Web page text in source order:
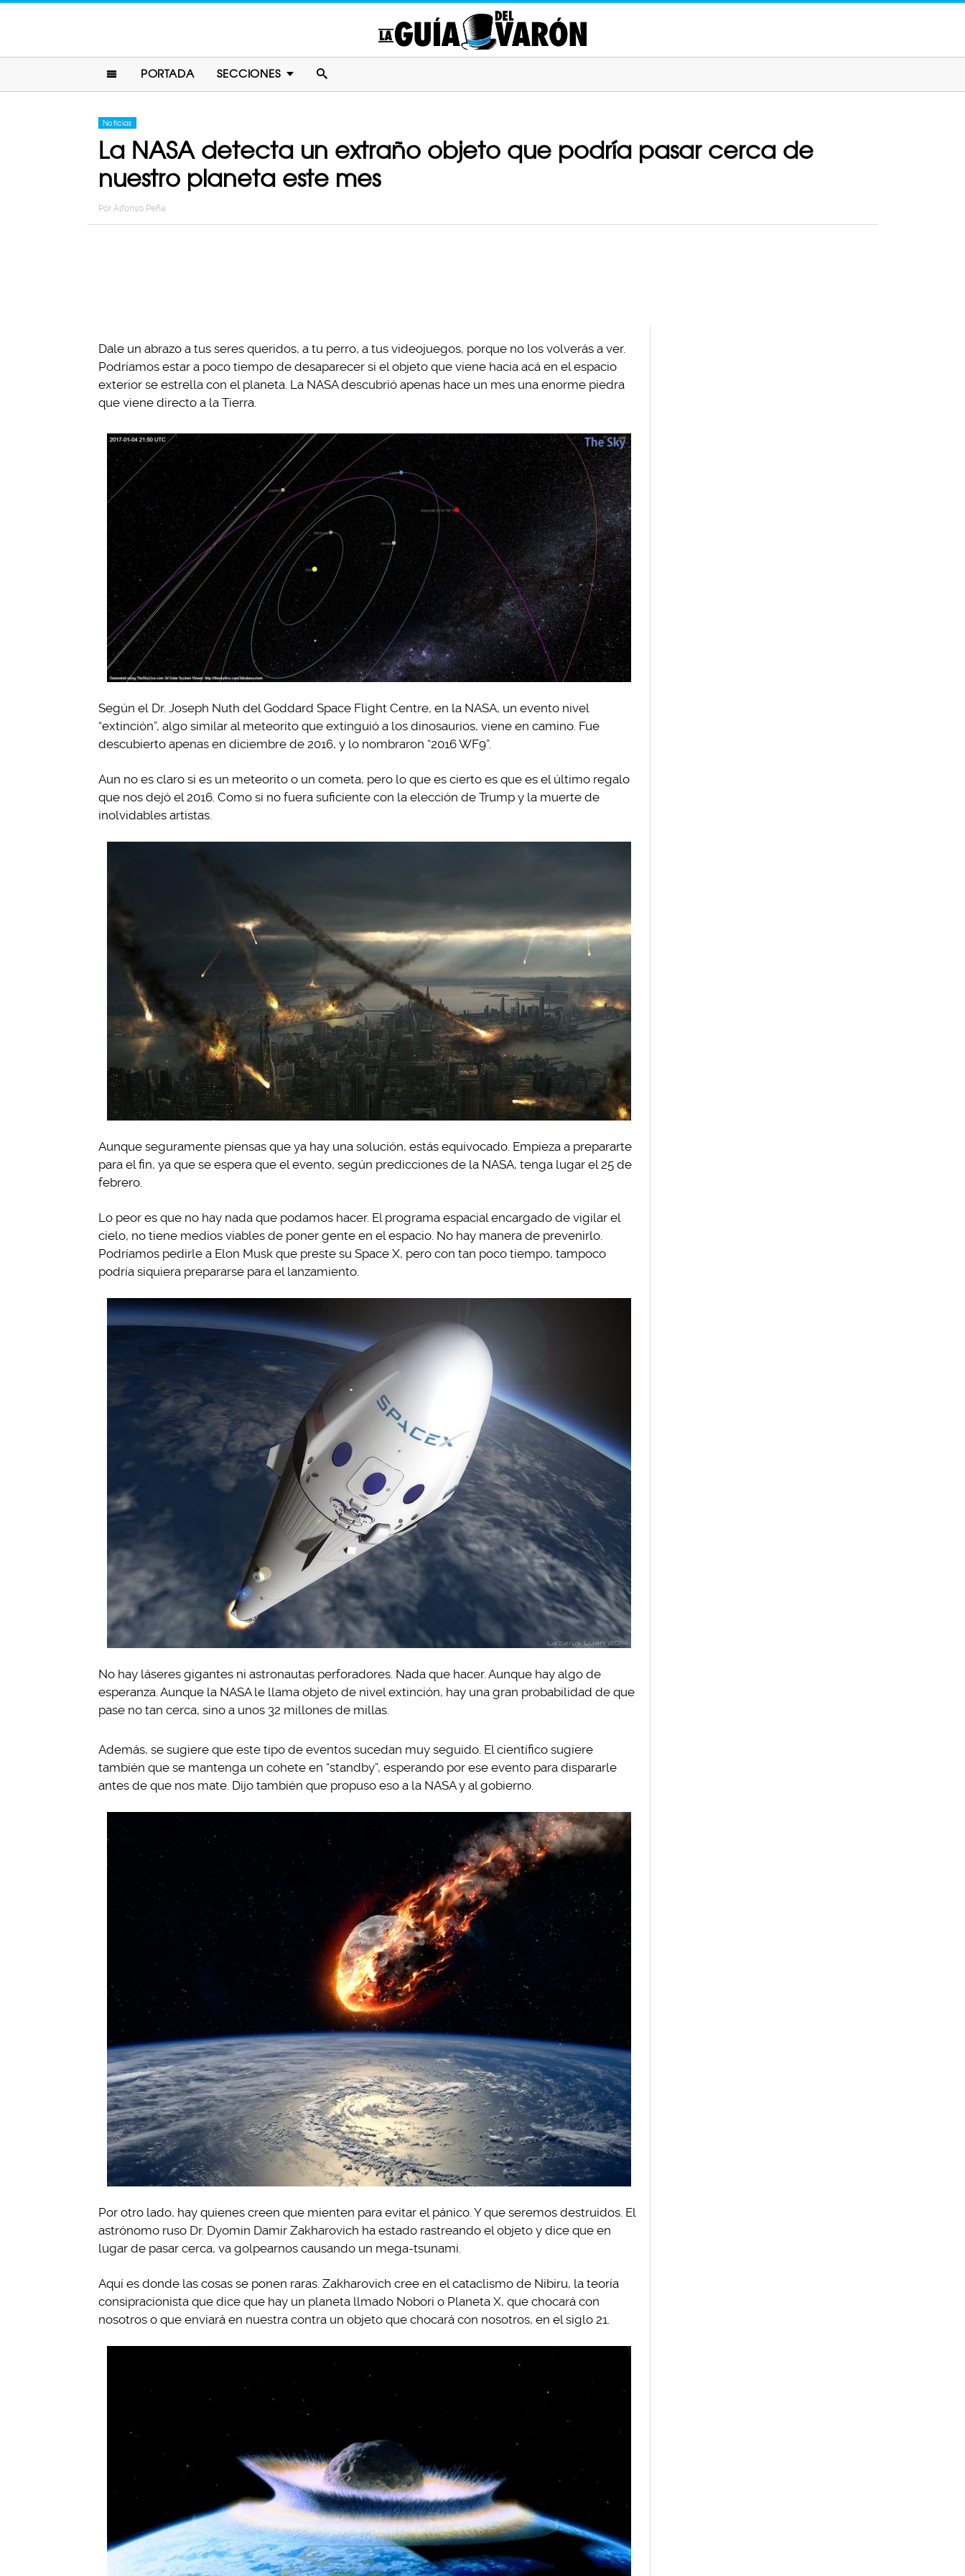
PORTADA SECCIONES
Noticias
La NASA detecta un extraño objeto que podría pasar cerca de
nuestro planeta este mes
Por Alfonso Peña
Dale un abrazo a tus seres queridos, a tu perro, a tus videojuegos, porque no los volverás a ver.
Podríamos estar a poco tiempo de desaparecer si el objeto que viene hacia acá en el espacio
exterior se estrella con el planeta. La NASA descubrió apenas hace un mes una enorme piedra
que viene directo a la Tierra.
Según el Dr. Joseph Nuth del Goddard Space Flight Centre, en la NASA, un evento nivel
“extinción”, algo similar al meteorito que extinguió a los dinosaurios, viene en camino. Fue
descubierto apenas en diciembre de 2016, y lo nombraron “2016 WF9”.
Aun no es claro si es un meteorito o un cometa, pero lo que es cierto es que es el último regalo
que nos dejó el 2016. Como si no fuera suficiente con la elección de Trump y la muerte de
inolvidables artistas.
Aunque seguramente piensas que ya hay una solución, estás equivocado. Empieza a prepararte
para el fin, ya que se espera que el evento, según predicciones de la NASA, tenga lugar el 25 de
febrero.
Lo peor es que no hay nada que podamos hacer. El programa espacial encargado de vigilar el
cielo, no tiene medios viables de poner gente en el espacio. No hay manera de prevenirlo.
Podríamos pedirle a Elon Musk que preste su Space X, pero con tan poco tiempo, tampoco
podría siquiera prepararse para el lanzamiento.
No hay láseres gigantes ni astronautas perforadores. Nada que hacer. Aunque hay algo de
esperanza. Aunque la NASA le llama objeto de nivel extinción, hay una gran probabilidad de que
pase no tan cerca, sino a unos 32 millones de millas.
Además, se sugiere que este tipo de eventos sucedan muy seguido. El científico sugiere
también que se mantenga un cohete en “standby”, esperando por ese evento para dispararle
antes de que nos mate. Dijo también que propuso eso a la NASA y al gobierno.
Por otro lado, hay quienes creen que mienten para evitar el pánico. Y que seremos destruidos. El
astrónomo ruso Dr. Dyomin Damir Zakharovich ha estado rastreando el objeto y dice que en
lugar de pasar cerca, va golpearnos causando un mega-tsunami.
Aquí es donde las cosas se ponen raras. Zakharovich cree en el cataclismo de Nibiru, la teoría
consipracionista que dice que hay un planeta llmado Nobori o Planeta X, que chocará con
nosotros o que enviará en nuestra contra un objeto que chocará con nosotros, en el siglo 21.